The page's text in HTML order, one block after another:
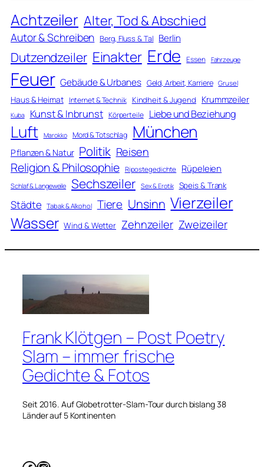
Achtzeiler Alter, Tod & Abschied
Autor & Schreiben Berg, Fluss & Tal Berlin
Dutzendzeiler Einakter Erde Essen Fahrzeuge
Feuer Gebäude & Urbanes Geld, Arbeit, Karriere Grusel
Haus & Heimat Internet & Technik Kindheit & Jugend Krummzeiler
Kuba Kunst & Inbrunst Körperteile Liebe und Beziehung
Luft Marokko Mord & Totschlag München
Pflanzen & Natur Politik Reisen
Religion & Philosophie Ripostegedichte Rüpeleien
Schlaf & Langeweile Sechszeiler Sex & Erotik Speis & Trank
Städte Tabak & Alkohol Tiere Unsinn Vierzeiler
Wasser Wind & Wetter Zehnzeiler Zweizeiler
Frank Klötgen – Post Poetry
Slam – immer frische
Gedichte & Fotos
Seit 2016. Auf Globetrotter-Slam-Tour durch bislang 38
Länder auf 5 Kontinenten